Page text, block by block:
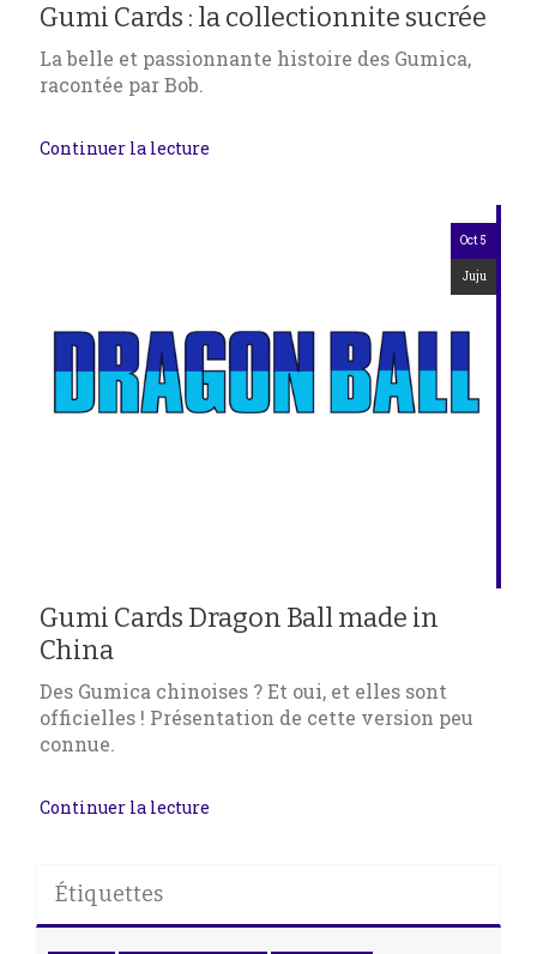
Gumi Cards : la collectionnite sucrée
La belle et passionnante histoire des Gumica,
racontée par Bob.
Continuer la lecture
Oct 5
Juju
Gumi Cards Dragon Ball made in
China
Des Gumica chinoises ? Et oui, et elles sont
officielles ! Présentation de cette version peu
connue.
Continuer la lecture
Étiquettes